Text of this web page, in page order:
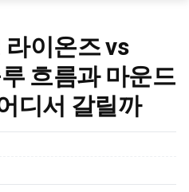
라이온즈 vs
흐름과 마운드
디서 갈릴까